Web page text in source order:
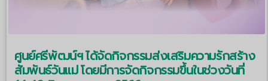
ศูนย์ศรีพัฒน์ฯ ได้จัดกิจกรรมส่งเสริมความรักสร้าง
สัมพันธ์วันแม่ โดยมีการจัดกิจกรรมขึ้นในช่วงวันที่